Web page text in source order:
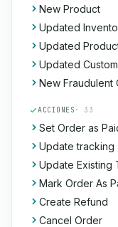
New Product
Updated
Updated
Updated
New Fraudulent
ACCIONES · 33
Set Order as
Update tracking
Update Existing
Mark Order As
Create Refund
Cancel Order